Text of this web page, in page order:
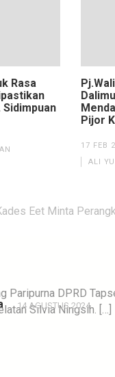
Rasa
Sidimpuan
Pijor
17 FEB
ALI
Eet Minta
14 AGUSTUS 2024
Paripurna DPRD
Silvia Ningsih. […]